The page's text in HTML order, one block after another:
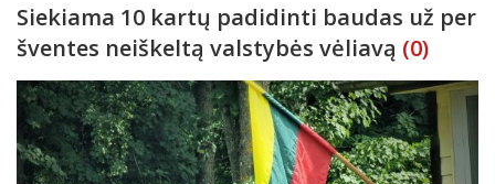
Siekiama 10 kartų padidinti baudas už per
šventes neiškeltą valstybės vėliavą (0)